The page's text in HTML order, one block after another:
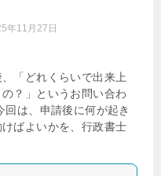
年11月27日
「どれくらいで出来上
？」というお問い合わ
は、申請後に何が起き
ばよいかを、行政書士